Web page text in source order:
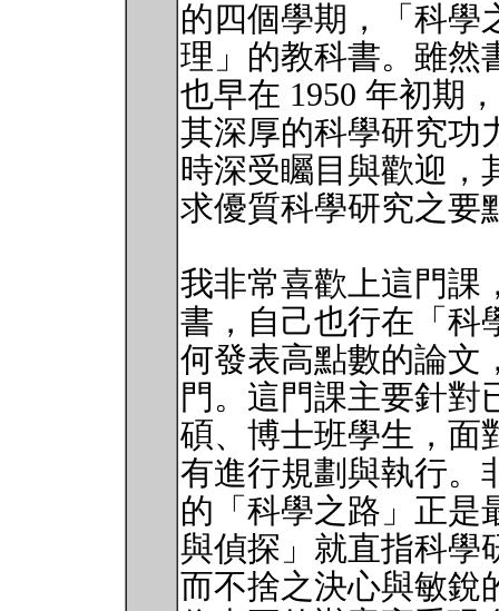
的四個學期，「科學
理」的教科書。雖然
也早在 1950 年初期
其深厚的科學研究功
時深受矚目與歡迎，
求優質科學研究之要
我非常喜歡上這門課
書，自己也行在「科
何發表高點數的論文
門。這門課主要針對
碩、博士班學生，面
有進行規劃與執行。
的「科學之路」正是
與偵探」就直指科學
而不捨之決心與敏銳